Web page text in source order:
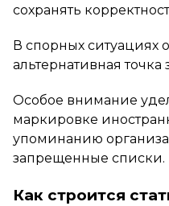
сохранять
В спорных ситуациях
альтернативная точка
Особое внимание
маркировке
упоминанию
запрещенные списки.
Как строится